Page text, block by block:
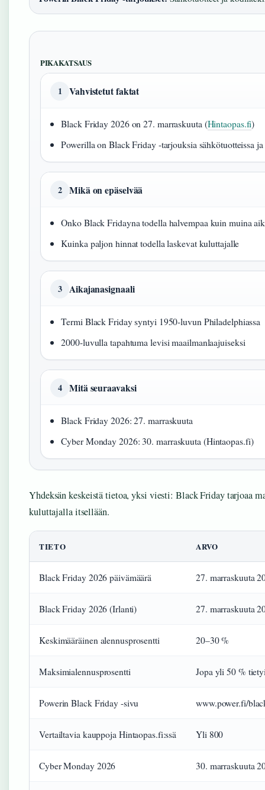
PIKAKATSAUS
1 Vahvistetut faktat
Black Friday 2026 on 27. marraskuuta (Hintaopas.fi)
Powerilla on Black Friday -tarjouksia sähkötuotteissa
2 Mikä on epäselvää
Onko Black Fridayna todella halvempaa kuin muina
Kuinka paljon hinnat todella laskevat kuluttajalle
3 Aikajanasignaali
Termi Black Friday syntyi 1950-luvun Philadelphiassa
2000-luvulla tapahtuma levisi maailmanlaajuiseksi
4 Mitä seuraavaksi
Black Friday 2026: 27. marraskuuta
Cyber Monday 2026: 30. marraskuuta (Hintaopas.fi)
Yhdeksän keskeistä tietoa, yksi viesti: Black Friday tarjoaa
kuluttajalla itsellään.
TIETO ARVO
Black Friday 2026 päivämäärä 27. marraskuuta
Black Friday 2026 (Irlanti) 27. marraskuuta
Keskimääräinen alennusprosentti 20–30 %
Maksimialennusprosentti Jopa yli 50 %
Powerin Black Friday -sivu www.power.fi/
Vertailtavia kauppoja Hintaopas.fi:ssä Yli 800
Cyber Monday 2026 30. marraskuuta